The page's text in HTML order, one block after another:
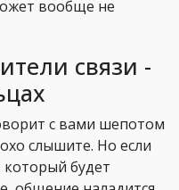
вообще не
связи -
с вами шепотом
слышите. Но если
будет